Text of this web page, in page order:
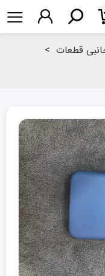
قطعات >